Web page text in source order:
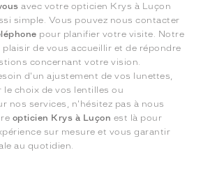
avec votre opticien Krys à Luçon
simple. Vous pouvez nous contacter
pour planifier votre visite. Notre
plaisir de vous accueillir et de répondre
concernant votre vision.
d'un ajustement de vos lunettes,
choix de vos lentilles ou
nos services, n'hésitez pas à nous
opticien Krys à Luçon est là pour
sur mesure et vous garantir
au quotidien.